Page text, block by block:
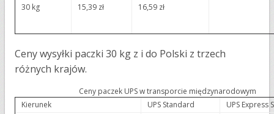
30 kg 15,39 zł 16,59 zł
Ceny wysyłki paczki 30 kg z i do Polski z trzech
różnych krajów.
Ceny paczek UPS w transporcie międzynarodowym
Kierunek
UPS Standard
UPS Express